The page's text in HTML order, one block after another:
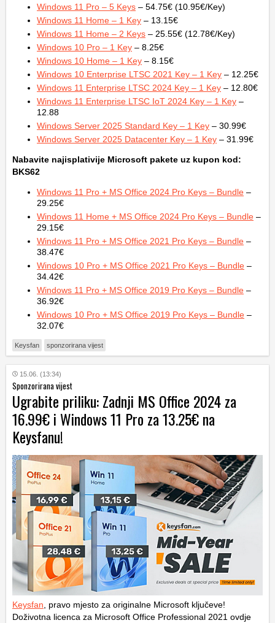
Windows 11 Pro – 5 Keys – 54.75€ (10.95€/Key)
Windows 11 Home – 1 Key – 13.15€
Windows 11 Home – 2 Keys – 25.55€ (12.78€/Key)
Windows 10 Pro – 1 Key – 8.25€
Windows 10 Home – 1 Key – 8.15€
Windows 10 Enterprise LTSC 2021 Key – 1 Key – 12.25€
Windows 11 Enterprise LTSC 2024 Key – 1 Key – 12.80€
Windows 11 Enterprise LTSC IoT 2024 Key – 1 Key –
12.88
Windows Server 2025 Standard Key – 1 Key – 30.99€
Windows Server 2025 Datacenter Key – 1 Key – 31.99€
Nabavite najisplativije Microsoft pakete uz kupon kod:
BKS62
Windows 11 Pro + MS Office 2024 Pro Keys – Bundle –
29.25€
Windows 11 Home + MS Office 2024 Pro Keys – Bundle –
29.15€
Windows 11 Pro + MS Office 2021 Pro Keys – Bundle –
38.47€
Windows 10 Pro + MS Office 2021 Pro Keys – Bundle –
34.42€
Windows 11 Pro + MS Office 2019 Pro Keys – Bundle –
36.92€
Windows 10 Pro + MS Office 2019 Pro Keys – Bundle –
32.07€
Keysfan sponzorirana vijest
15.06. (13:34)
Sponzorirana vijest
Ugrabite priliku: Zadnji MS Office 2024 za
16.99€ i Windows 11 Pro za 13.25€ na
Keysfanu!
Keysfan , pravo mjesto za originalne Microsoft ključeve!
Doživotna licenca za Microsoft Office Professional 2021 ovdje